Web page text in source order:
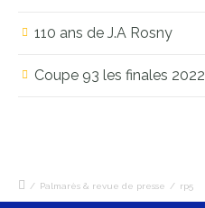
110 ans de J.A Rosny
Coupe 93 les finales 2022
/ Palmarès & revue de presse / rp5